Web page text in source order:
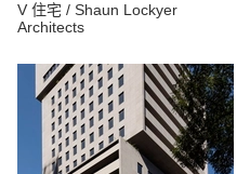
V 住宅 / Shaun Lockyer
Architects